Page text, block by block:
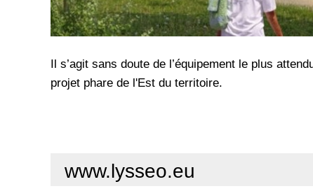
Il s’agit sans doute de l’équipement le plus
projet phare de l'Est du territoire.
www.lysseo.eu